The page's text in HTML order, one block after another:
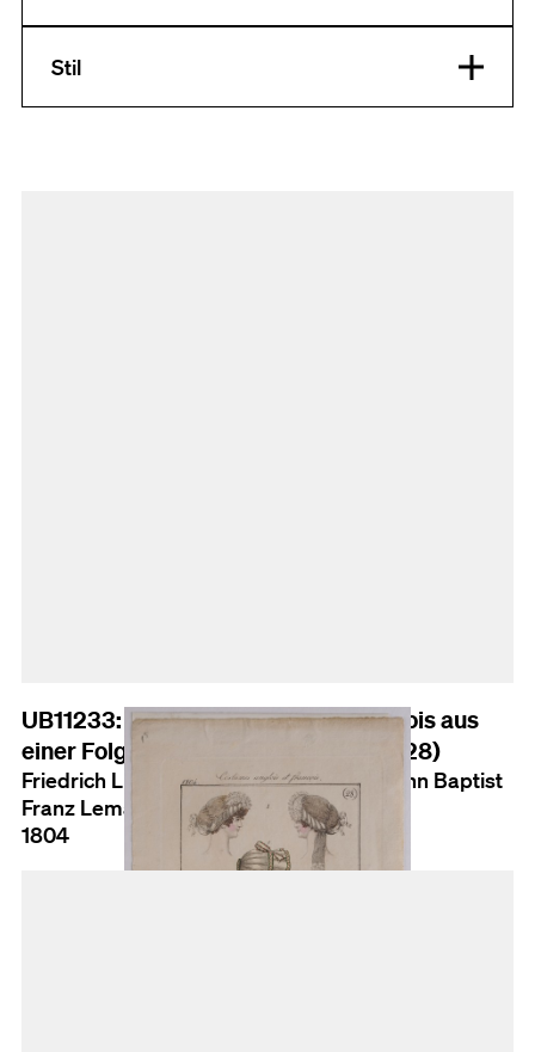
Stil
UB11233: Costumes anglois et françois aus
einer Folge von Modeentwürfen (Nr.28)
Friedrich Ludwig Neubauer (Ausf.); Johann Baptist
Franz Lemaire (Verl./Herst.)
1804